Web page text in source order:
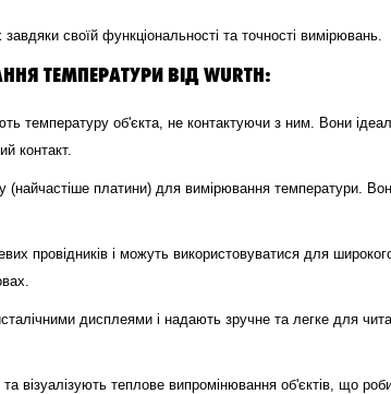
своїй функціональності та точності вимірювань.
ТЕМПЕРАТУРИ ВІД WURTH:
температуру об'єкта, не контактуючи з ним. Вони
контакт.
(найчастіше платини) для вимірювання температури.
провідників і можуть використовуватися для
дисплеями і надають зручне та легке для
візуалізують теплове випромінювання об'єктів, що